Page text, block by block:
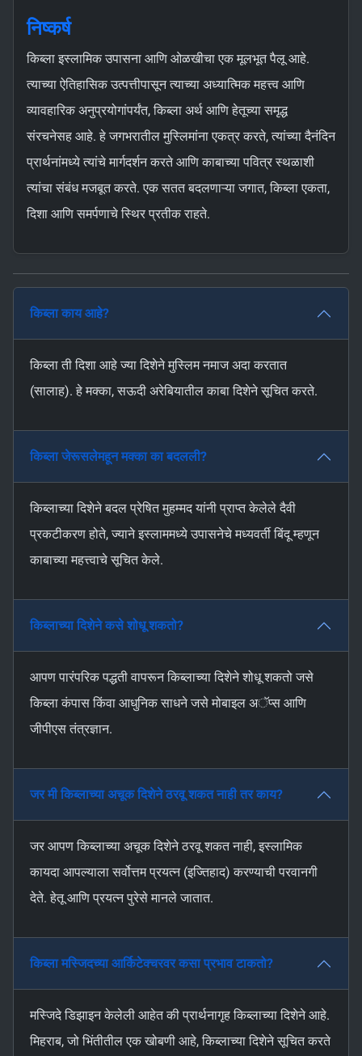
निष्कर्ष
किब्ला इस्लामिक उपासना आणि ओळखीचा एक मूलभूत पैलू आहे.
त्याच्या ऐतिहासिक उत्पत्तीपासून त्याच्या अध्यात्मिक महत्त्व आणि
व्यावहारिक अनुप्रयोगांपर्यंत, किब्ला अर्थ आणि हेतूच्या समृद्ध
संरचनेसह आहे. हे जगभरातील मुस्लिमांना एकत्र करते, त्यांच्या दैनंदिन
प्रार्थनांमध्ये त्यांचे मार्गदर्शन करते आणि काबाच्या पवित्र स्थळाशी
त्यांचा संबंध मजबूत करते. एक सतत बदलणाऱ्या जगात, किब्ला एकता,
दिशा आणि समर्पणाचे स्थिर प्रतीक राहते.
किब्ला काय आहे?
किब्ला ती दिशा आहे ज्या दिशेने मुस्लिम नमाज अदा करतात
(सालाह). हे मक्का, सऊदी अरेबियातील काबा दिशेने सूचित करते.
किब्ला जेरूसलेमहून मक्का का बदलली?
किब्लाच्या दिशेने बदल प्रेषित मुहम्मद यांनी प्राप्त केलेले दैवी
प्रकटीकरण होते, ज्याने इस्लाममध्ये उपासनेचे मध्यवर्ती बिंदू म्हणून
काबाच्या महत्त्वाचे सूचित केले.
किब्लाच्या दिशेने कसे शोधू शकतो?
आपण पारंपरिक पद्धती वापरून किब्लाच्या दिशेने शोधू शकतो जसे
किब्ला कंपास किंवा आधुनिक साधने जसे मोबाइल अॅप्स आणि
जीपीएस तंत्रज्ञान.
जर मी किब्लाच्या अचूक दिशेने ठरवू शकत नाही तर काय?
जर आपण किब्लाच्या अचूक दिशेने ठरवू शकत नाही, इस्लामिक
कायदा आपल्याला सर्वोत्तम प्रयत्न (इज्तिहाद) करण्याची परवानगी
देते. हेतू आणि प्रयत्न पुरेसे मानले जातात.
किब्ला मस्जिदच्या आर्किटेक्चरवर कसा प्रभाव टाकतो?
मस्जिदे डिझाइन केलेली आहेत की प्रार्थनागृह किब्लाच्या दिशेने आहे.
मिहराब, जो भिंतीतील एक खोबणी आहे, किब्लाच्या दिशेने सूचित करते